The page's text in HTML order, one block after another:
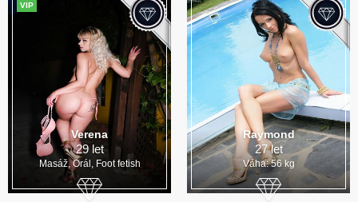
VIP
Verena
29 let
Masáž, Orál, Foot fetish
Raymond
27 let
Váha: 56 kg